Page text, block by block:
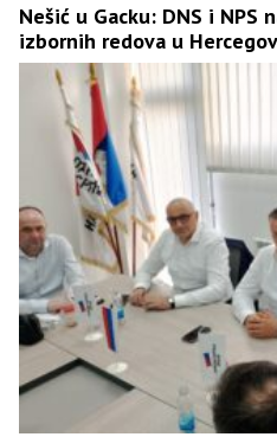
Nešić u Gacku: DNS i NPS
izbornih redova u